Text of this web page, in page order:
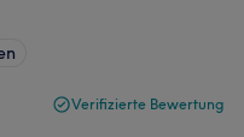
Verifizierte Bewertung